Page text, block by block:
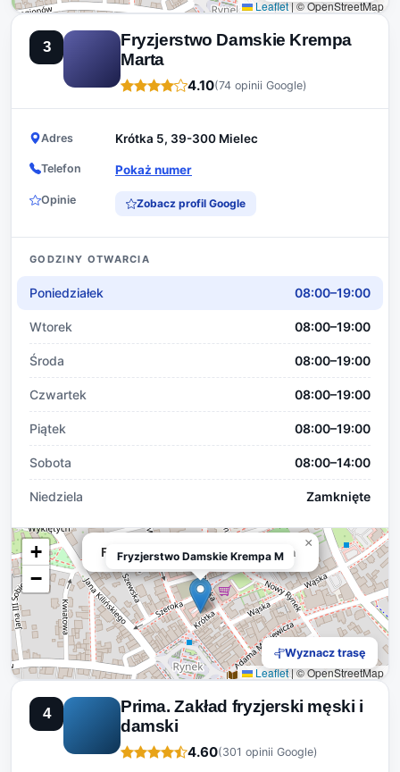
Leaflet|© OpenStreetMap
3
Fryzjerstwo Damskie Krempa
Marta
4.10(74 opinii Google)
Adres Krótka 5, 39-300 Mielec
Telefon Pokaż numer
Opinie Zobacz profil Google
GODZINY OTWARCIA
Poniedziałek 08:00–19:00
Wtorek 08:00–19:00
Środa 08:00–19:00
Czwartek 08:00–19:00
Piątek 08:00–19:00
Sobota 08:00–14:00
Niedziela Zamknięte
Fryzjerstwo Damskie Krempa Marta
×
+
−
Leaflet|© OpenStreetMap
Fryzjerstwo Damskie Krempa M
Wyznacz trasę
4
Prima. Zakład fryzjerski męski i
damski
4.60(301 opinii Google)